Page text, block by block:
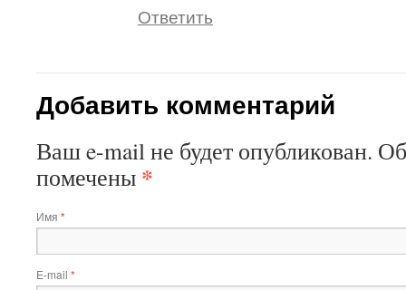
Ответить
Добавить комментарий
Ваш e-mail не будет опубликован.
помечены *
Имя *
E-mail *